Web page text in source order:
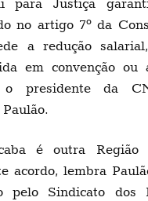
no artigo 7º da
a redução
em convenção ou
o presidente da
é outra Região
acordo, lembra
pelo Sindicato dos